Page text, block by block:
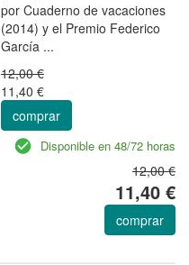
por Cuaderno de vacaciones
(2014) y el Premio Federico
García ...
12,00 €
11,40 €
comprar
Disponible en 48/72 horas
12,00 €
11,40 €
comprar